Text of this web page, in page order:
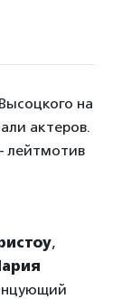
на
актеров.
лейтмотив
,